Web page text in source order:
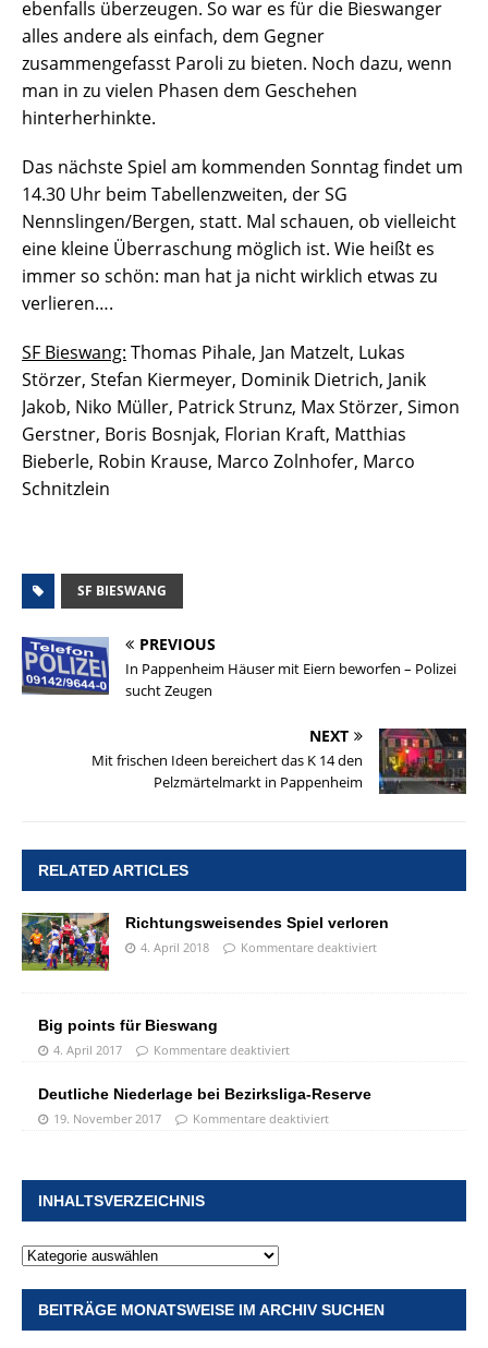
ebenfalls überzeugen. So war es für die Bieswanger
alles andere als einfach, dem Gegner
zusammengefasst Paroli zu bieten. Noch dazu, wenn
man in zu vielen Phasen dem Geschehen
hinterherhinkte.
Das nächste Spiel am kommenden Sonntag findet um
14.30 Uhr beim Tabellenzweiten, der SG
Nennslingen/Bergen, statt. Mal schauen, ob vielleicht
eine kleine Überraschung möglich ist. Wie heißt es
immer so schön: man hat ja nicht wirklich etwas zu
verlieren….
SF Bieswang: Thomas Pihale, Jan Matzelt, Lukas
Störzer, Stefan Kiermeyer, Dominik Dietrich, Janik
Jakob, Niko Müller, Patrick Strunz, Max Störzer, Simon
Gerstner, Boris Bosnjak, Florian Kraft, Matthias
Bieberle, Robin Krause, Marco Zolnhofer, Marco
Schnitzlein
SF BIESWANG
PREVIOUS
In Pappenheim Häuser mit Eiern beworfen – Polizei
sucht Zeugen
NEXT
Mit frischen Ideen bereichert das K 14 den
Pelzmärtelmarkt in Pappenheim
RELATED ARTICLES
Richtungsweisendes Spiel verloren
4. April 2018 Kommentare deaktiviert
Big points für Bieswang
4. April 2017 Kommentare deaktiviert
Deutliche Niederlage bei Bezirksliga-Reserve
19. November 2017 Kommentare deaktiviert
INHALTSVERZEICHNIS
BEITRÄGE MONATSWEISE IM ARCHIV SUCHEN